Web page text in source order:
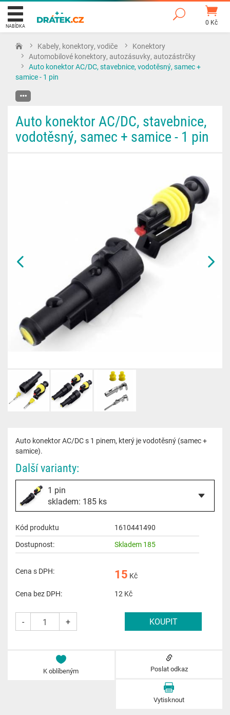
0 Kč
NABÍDKA
Kabely, konektory, vodiče
Konektory
Automobilové konektory, autozásuvky, autozástrčky
Auto konektor AC/DC, stavebnice, vodotěsný, samec +
samice - 1 pin
Auto konektor AC/DC, stavebnice,
vodotěsný, samec + samice - 1 pin
Auto konektor AC/DC s 1 pinem, který je vodotěsný (samec +
samice).
Další varianty:
1 pin
skladem: 185 ks
Kód produktu
1610441490
Dostupnost:
Skladem 185
Cena s DPH: 15 Kč
Cena bez DPH:
12 Kč
- +
K oblíbeným Poslat odkaz
Vytisknout